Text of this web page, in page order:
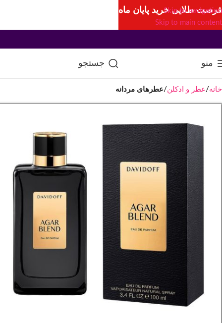
Skip to navigation
Skip to main content
منو جستجو
خانه عطر و ادکلن عطرهای مردانه
فرصت طلایی خرید پایان ماه